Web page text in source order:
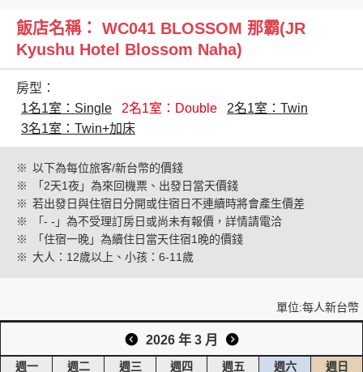
創造旅遊
飯店名稱： WC041 BLOSSOM 那霸(JR
Kyushu Hotel Blossom Naha)
房型：
1名1室：Single
2名1室：Double
2名1室：Twin
3名1室：Twin+加床
※ 以下為每位旅客/新台幣的價錢
※
「2天1夜」為來回機票、出發日當天價錢
※ 若出發日與住宿日分開或住宿日不連續時將會產生價差
※
「- -」為不受理訂房日或尚未有報價，詳情請電洽
※
「住宿一晚」為續住日當天住宿1晚的價錢
※ 大人：12歲以上、小孩：6-11歲
單位:每人新台幣
2026 年 3 月
週一 週二 週三 週四 週五 週六 週日